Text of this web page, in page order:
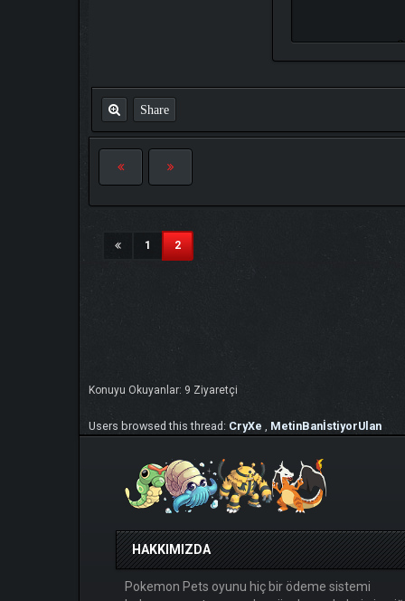
Share
1 2(current)
Konuyu Okuyanlar: 9 Ziyaretçi
Users browsed this thread: CryXe MetinBanİstiyorUlan
HAKKIMIZDA
Pokemon Pets oyunu hiç bir ödeme sistemi